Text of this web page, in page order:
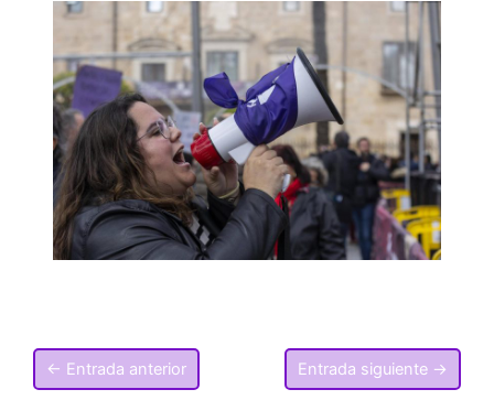
← Entrada anterior Entrada siguiente →